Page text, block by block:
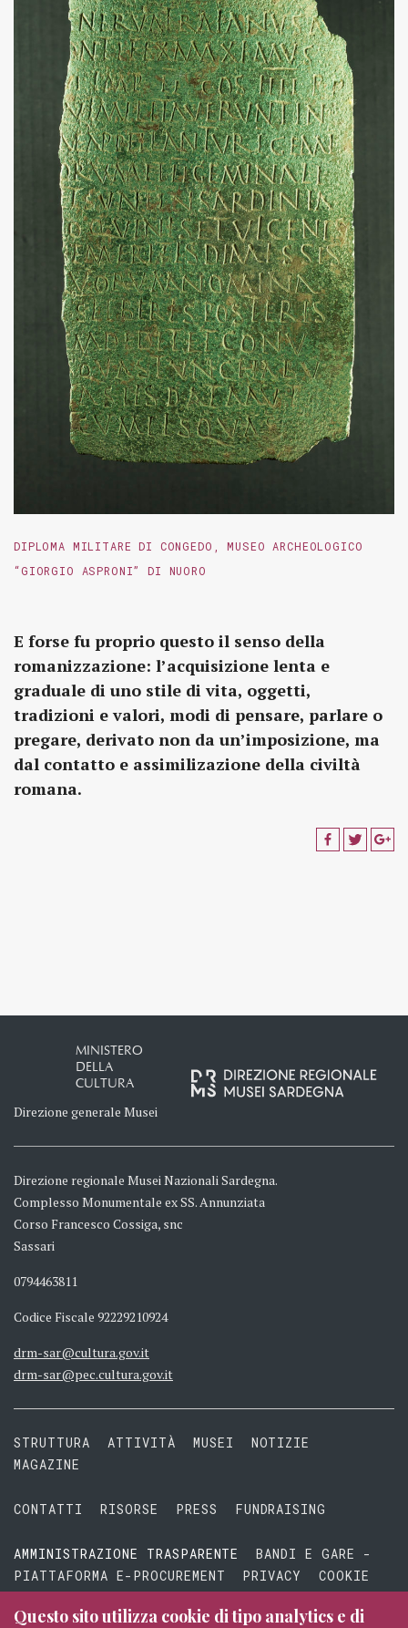
DIPLOMA MILITARE DI CONGEDO, MUSEO ARCHEOLOGICO
“GIORGIO ASPRONI” DI NUORO
E forse fu proprio questo il senso della
romanizzazione: l’acquisizione lenta e
graduale di uno stile di vita, oggetti,
tradizioni e valori, modi di pensare, parlare o
pregare, derivato non da un’imposizione, ma
dal contatto e assimilizazione della civiltà
romana.
MINISTERO
DELLA
CULTURA
Direzione generale Musei
Direzione regionale Musei Nazionali Sardegna.
Complesso Monumentale ex SS. Annunziata
Corso Francesco Cossiga, snc
Sassari
0794463811
Codice Fiscale 92229210924
drm-sar@cultura.gov.it
drm-sar@pec.cultura.gov.it
STRUTTURA ATTIVITÀ MUSEI
NOTIZIE
MAGAZINE
CONTATTI RISORSE PRESS FUNDRAISING
AMMINISTRAZIONE TRASPARENTE
BANDI E GARE -
PIATTAFORMA E-PROCUREMENT
PRIVACY
COOKIE
TERMINI E CONDIZIONI
Questo sito utilizza cookie di tipo analytics e di